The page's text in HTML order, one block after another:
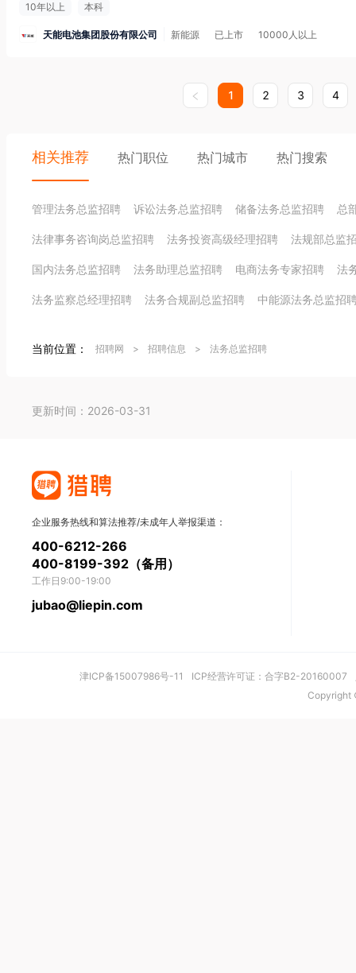
10年以上 本科
天能电池集团股份有限公司 新能源 已上市 10000人以上
1 2 3 4
相关推荐 热门职位 热门城市 热门搜索
管理法务总监招聘 诉讼法务总监招聘 储备法务总监招聘 总
法律事务咨询岗总监招聘 法务投资高级经理招聘 法规部总监
国内法务总监招聘 法务助理总监招聘 电商法务专家招聘 法
法务监察总经理招聘 法务合规副总监招聘 中能源法务总监招
当前位置： 招聘网 > 招聘信息 > 法务总监招聘
更新时间：2026-03-31